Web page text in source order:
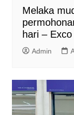
Melaka
hari – Exco
Admin